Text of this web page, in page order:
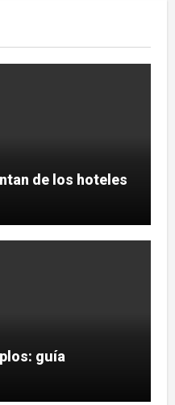
de los hoteles
guía